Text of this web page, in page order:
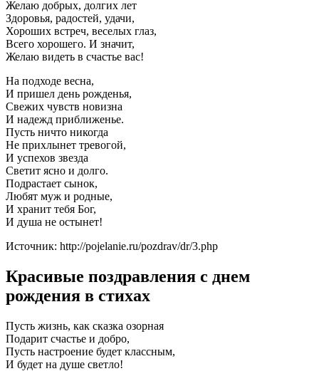
Желаю добрых, долгих лет
Здоровья, радостей, удачи,
Хороших встреч, веселых глаз,
Всего хорошего. И значит,
Желаю видеть в счастье вас!
На подходе весна,
И пришел день рожденья,
Свежих чувств новизна
И надежд приближенье.
Пусть ничто никогда
Не прихлынет тревогой,
И успехов звезда
Светит ясно и долго.
Подрастает сынок,
Любят муж и родные,
И хранит тебя Бог,
И душа не остынет!
Источник: http://pojelanie.ru/pozdrav/dr/3.php
Красивые поздравления с днем
рождения в стихах
Пусть жизнь, как сказка озорная
Подарит счастье и добро,
Пусть настроение будет классным,
И будет на душе светло!